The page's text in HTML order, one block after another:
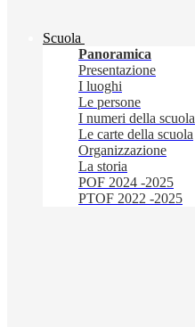
Scuola
Panoramica
Presentazione
I luoghi
Le persone
I numeri della scuola
Le carte della scuola
Organizzazione
La storia
POF 2024 -2025
PTOF 2022 -2025